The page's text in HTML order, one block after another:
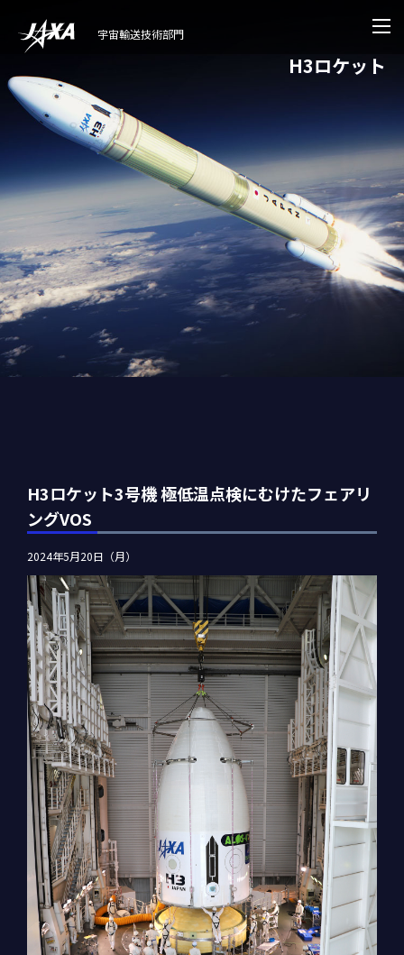
宇宙輸送技術部門
H3ロケット
H3ロケット3号機 極低温点検にむけたフェアリ
ングVOS
2024年5月20日（月）